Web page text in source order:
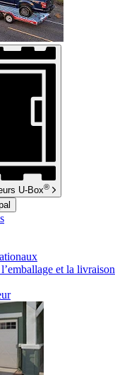
U-Box®
et la livraison